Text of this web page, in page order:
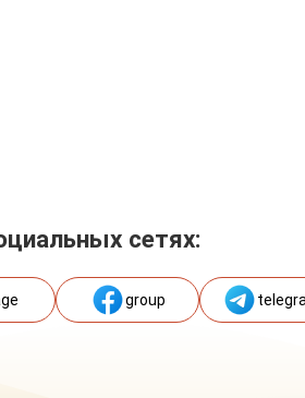
сетях:
group